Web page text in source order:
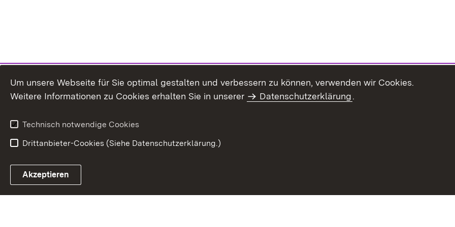
Um unsere Webseite für Sie optimal gestalten und verbessern zu können, verwenden wir Cookies.
Weitere Informationen zu Cookies erhalten Sie in unserer
Datenschutzerklärung.
Technisch notwendige Cookies
Drittanbieter-Cookies (Siehe Datenschutzerklärung.)
Akzeptieren